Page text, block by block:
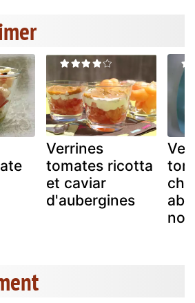
Verrines
tomates ricotta
et caviar
d'aubergines